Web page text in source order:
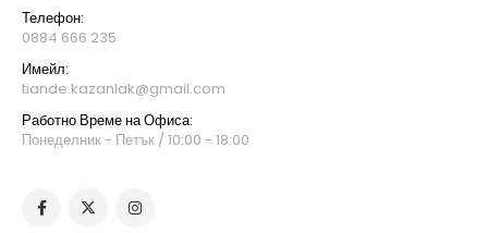
Телефон:
0884 666 235
Имейл:
tiande.kazanlak@gmail.com
Работно Време на Офиса:
Понеделник - Петък / 10:00 - 18:00